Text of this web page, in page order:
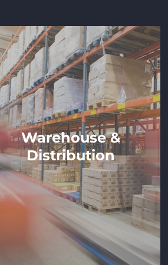
Warehouse &
Distribution